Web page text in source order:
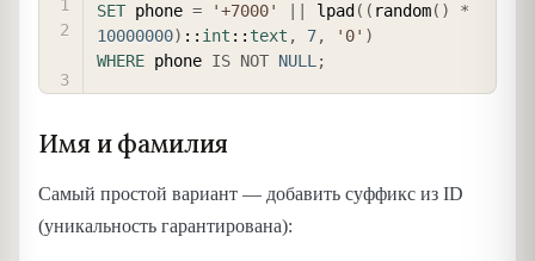
SET phone = '+7000' lpad ( ( random( )
*
10000000) :: int :: text , 7, '0' )
WHERE phone IS NOT NULL;
Имя и фамилия
Самый простой вариант — добавить суффикс из ID
(уникальность гарантирована):